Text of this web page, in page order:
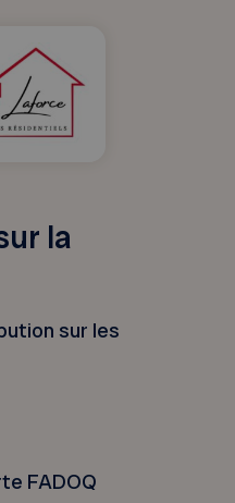
la
sur les
FADOQ